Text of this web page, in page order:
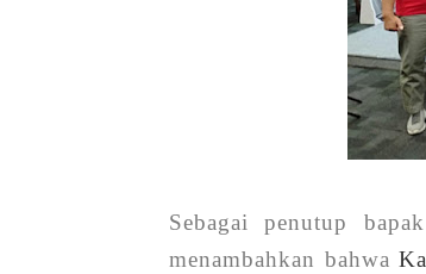
Sebagai penutup bapak
menambahkan bahwa